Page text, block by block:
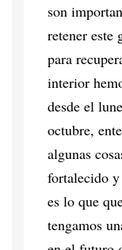
son
retener este
para
interior
desde el
octubre,
algunas
fortalecido
es lo que
tengamos